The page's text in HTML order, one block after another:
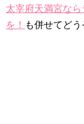
太宰府天満宮な
を！ も併せてどう